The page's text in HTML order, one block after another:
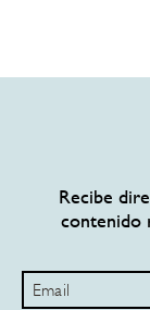
Recibe
contenido